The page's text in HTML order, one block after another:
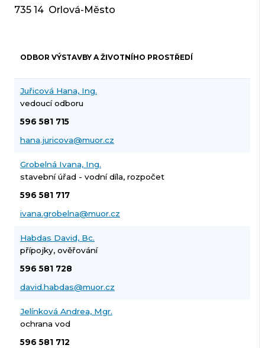
735 14 Orlová-Město
ODBOR VÝSTAVBY A ŽIVOTNÍHO PROSTŘEDÍ
Juřicová Hana, Ing.
vedoucí odboru
596 581 715
hana.juricova@muor.cz
Grobelná Ivana, Ing.
stavební úřad - vodní díla, rozpočet
596 581 717
ivana.grobelna@muor.cz
Habdas David, Bc.
přípojky, ověřování
596 581 728
david.habdas@muor.cz
Jelínková Andrea, Mgr.
ochrana vod
596 581 712